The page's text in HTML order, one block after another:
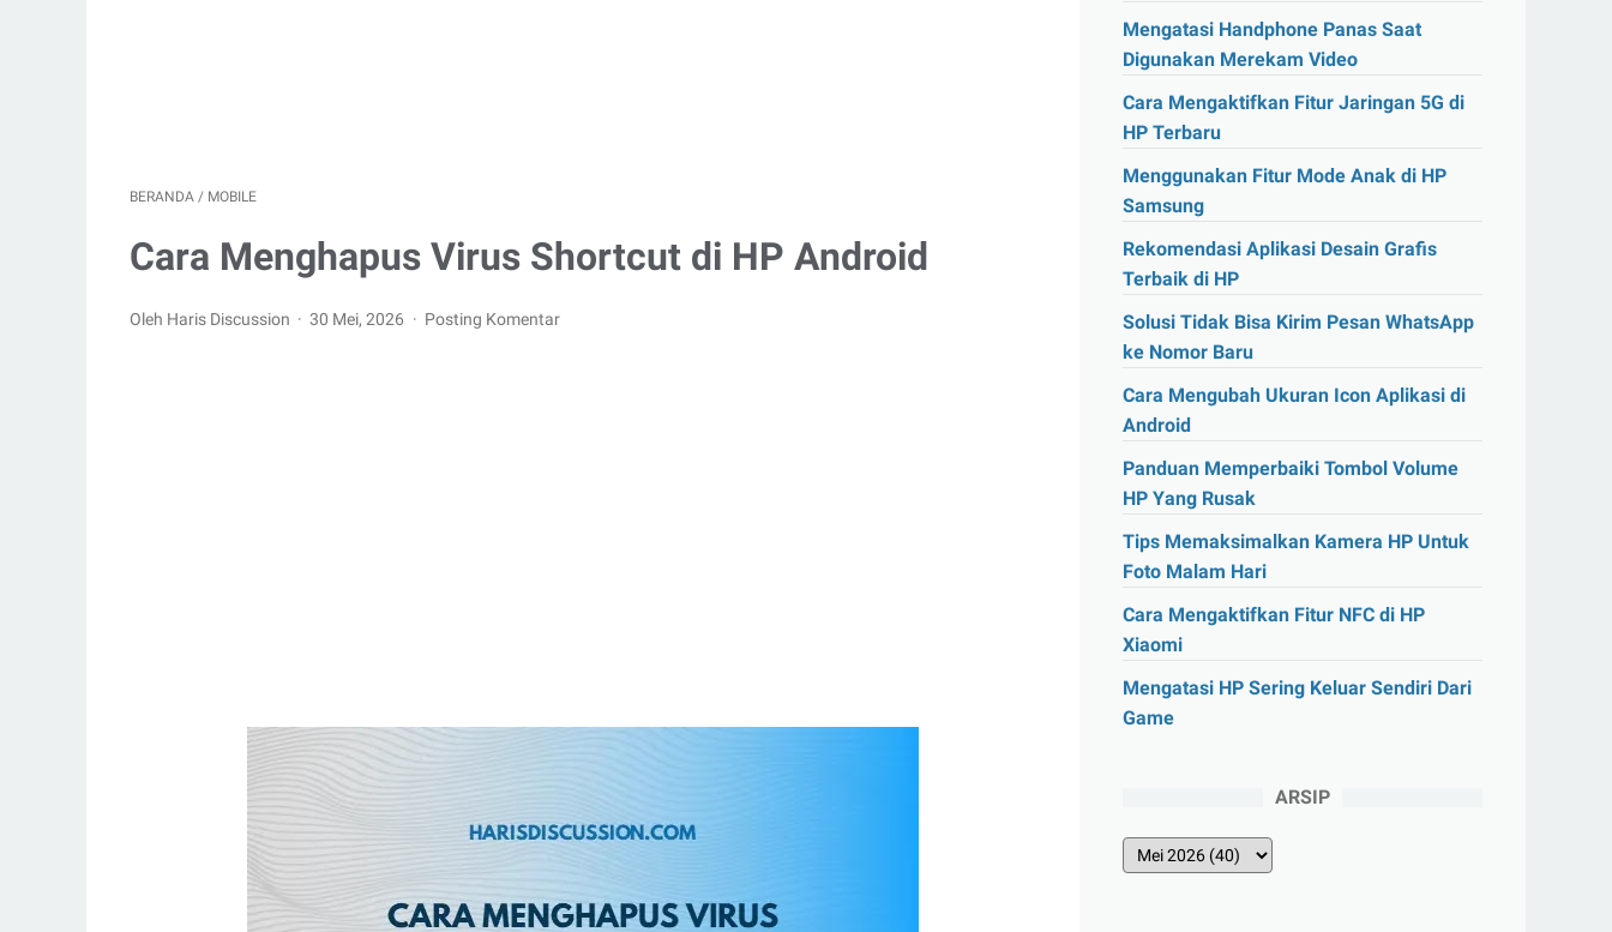
BERANDA / MOBILE
Cara Menghapus Virus Shortcut di HP Android
Oleh Haris Discussion 30 Mei, 2026 Posting Komentar
Mengatasi Handphone Panas Saat
Digunakan Merekam Video
Cara Mengaktifkan Fitur Jaringan 5G di
HP Terbaru
Menggunakan Fitur Mode Anak di HP
Samsung
Rekomendasi Aplikasi Desain Grafis
Terbaik di HP
Solusi Tidak Bisa Kirim Pesan WhatsApp
ke Nomor Baru
Cara Mengubah Ukuran Icon Aplikasi di
Android
Panduan Memperbaiki Tombol Volume
HP Yang Rusak
Tips Memaksimalkan Kamera HP Untuk
Foto Malam Hari
Cara Mengaktifkan Fitur NFC di HP
Xiaomi
Mengatasi HP Sering Keluar Sendiri Dari
Game
ARSIP